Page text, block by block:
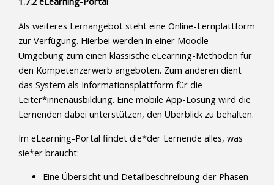
Als weiteres Lernangebot steht eine Online-Lernplattform
zur Verfügung. Hierbei werden in einer Moodle-
Umgebung zum einen klassische eLearning-Methoden für
den Kompetenzerwerb angeboten. Zum anderen dient
das System als Informationsplattform für die
Leiter*innenausbildung. Eine mobile App-Lösung wird die
Lernenden dabei unterstützen, den Überblick zu behalten.
Im eLearning-Portal findet die*der Lernende alles, was
sie*er braucht:
Eine Übersicht und Detailbeschreibung der Phasen